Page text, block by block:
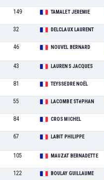
149 TAMALET JEREMIE
32 DELCLAUX LAURENT
46 NOUVEL BERNARD
43 LAURENS JACQUES
81 TEYSSEDRE NOËL
55 LACOMBE STéPHAN
84 CROS MICHEL
67 LABIT PHILIPPE
105 MAUZAT BERNADETTE
122 BOULAY GUILLAUME